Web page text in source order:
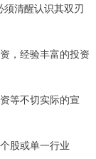
清醒认识其双刃
，经验丰富的投资
等不切实际的宣
股或单一行业